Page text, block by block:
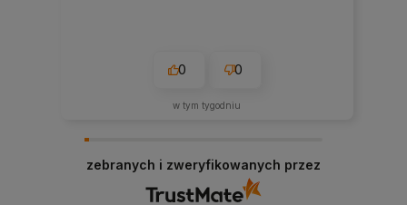
0 0
w tym tygodniu
zebranych i zweryfikowanych przez